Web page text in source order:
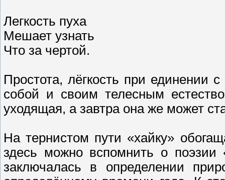
Легкость пуха
Мешает узнать
Что за чертой.
Простота, лёгкость при
собой и своим телесным
уходящая, а завтра она же может
На тернистом пути «хайку»
здесь можно вспомнить о
заключалась в определении